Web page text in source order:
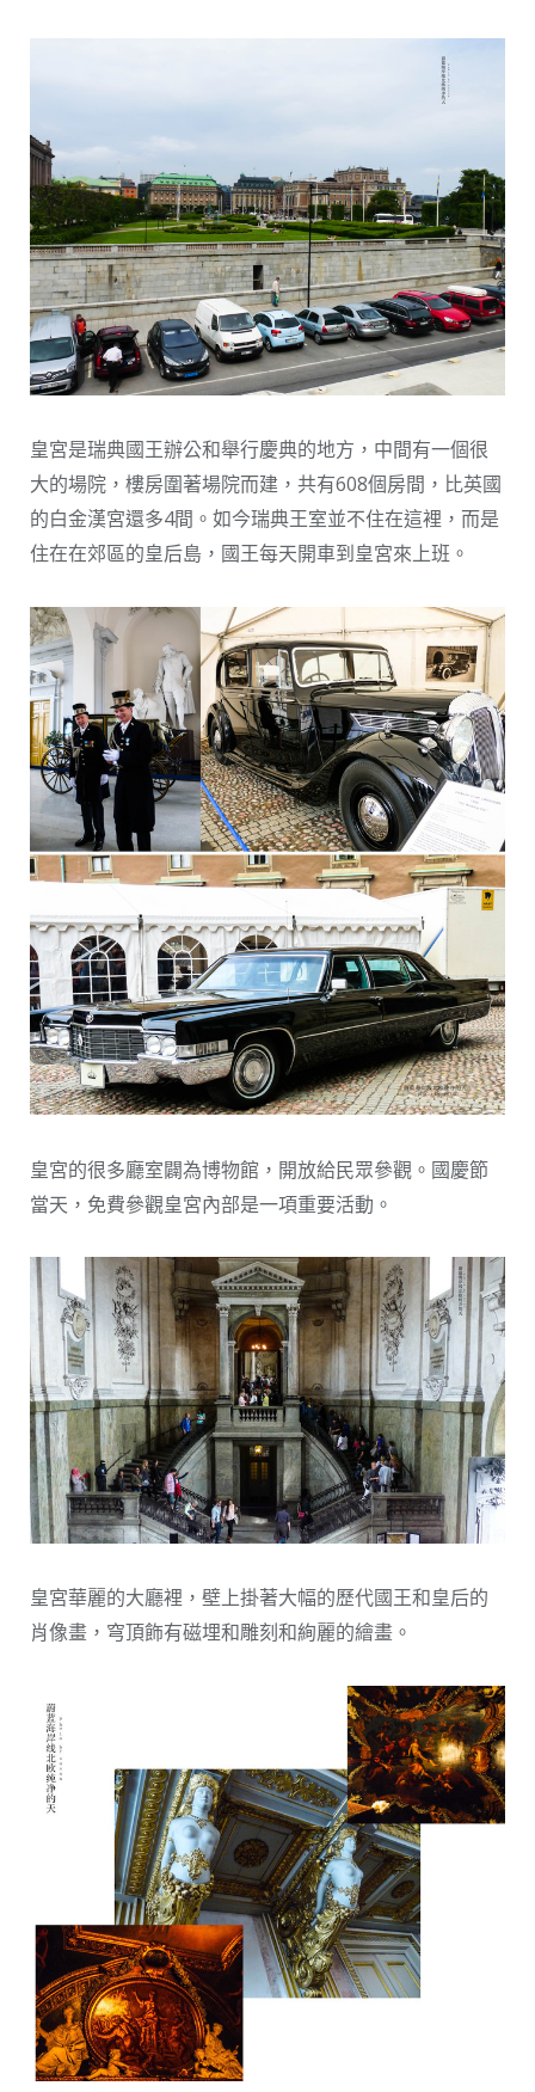
皇宮是瑞典國王辦公和舉行慶典的地方，中間有一個很
大的場院，樓房圍著場院而建，共有608個房間，比英國
的白金漢宮還多4間。如今瑞典王室並不住在這裡，而是
住在在郊區的皇后島，國王每天開車到皇宮來上班。
皇宮的很多廳室闢為博物館，開放給民眾參觀。國慶節
當天，免費參觀皇宮內部是一項重要活動。
皇宮華麗的大廳裡，壁上掛著大幅的歷代國王和皇后的
肖像畫，穹頂飾有磁埋和雕刻和絢麗的繪畫。